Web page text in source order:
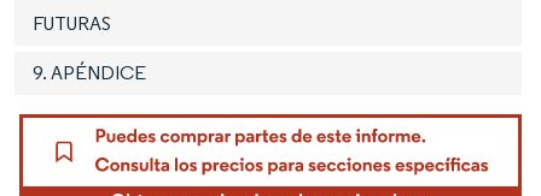
FUTURAS
9. APÉNDICE